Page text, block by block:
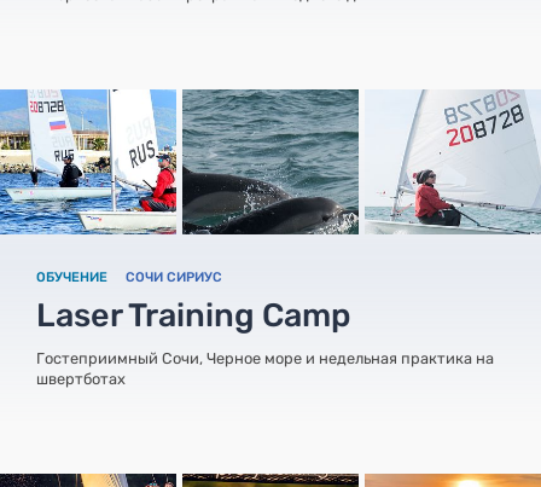
ОБУЧЕНИЕ СОЧИ СИРИУС
Laser Training Camp
Гостеприимный Сочи, Черное море и недельная практика на
швертботах